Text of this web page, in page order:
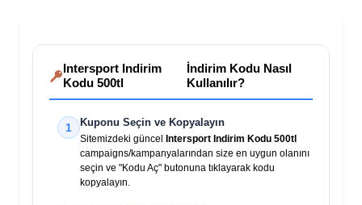
Intersport Indirim
Kodu 500tl
İndirim Kodu Nasıl
Kullanılır?
1 Kuponu Seçin ve Kopyalayın
Sitemizdeki güncel
Intersport Indirim Kodu 500tl
campaigns/kampanyalarından size en uygun olanını
seçin ve "Kodu Aç" butonuna tıklayarak kodu
kopyalayın.